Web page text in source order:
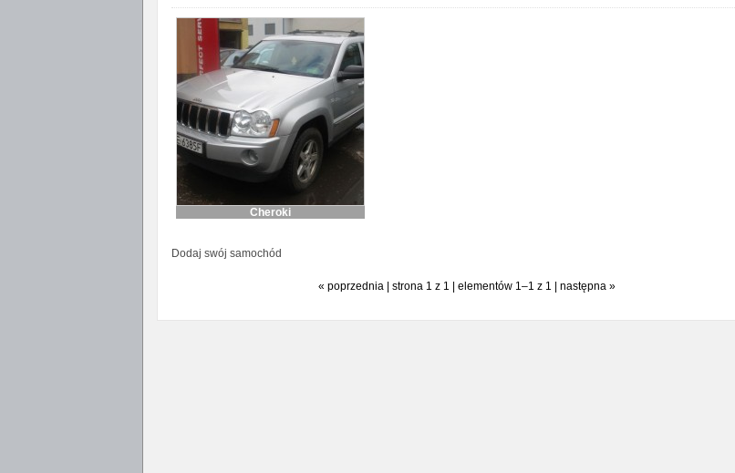
Cheroki
Dodaj swój samochód
« poprzednia | strona 1 z 1 | elementów 1–1 z 1 | następna »